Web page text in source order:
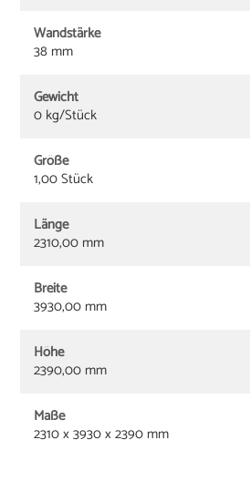
Wandstärke
38 mm
Gewicht
0 kg/Stück
Größe
1,00 Stück
Länge
2310,00 mm
Breite
3930,00 mm
Höhe
2390,00 mm
Maße
2310 x 3930 x 2390 mm